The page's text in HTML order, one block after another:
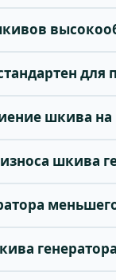
для
шкива
шкива